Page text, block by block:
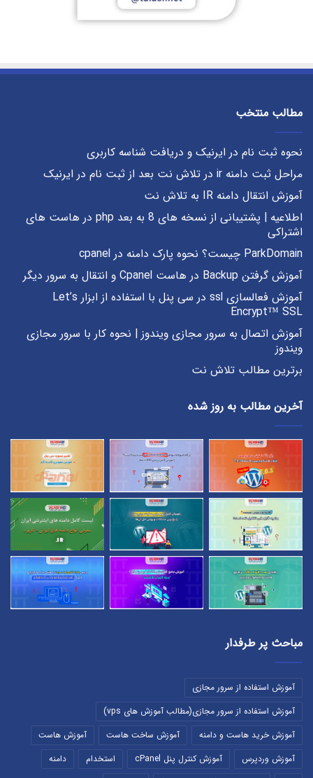
مطالب منتخب
نحوه ثبت نام در ایرنیک و دریافت شناسه کاربری
مراحل ثبت دامنه ir در تلاش نت بعد از ثبت نام در ایرنیک
آموزش انتقال دامنه IR به تلاش نت
اطلاعیه | پشتیبانی از نسخه های 8 به بعد php در هاست های
اشتراکی
ParkDomain چیست؟ نحوه پارک دامنه در cpanel
آموزش گرفتن Backup در هاست Cpanel و انتقال به سرور دیگر
آموزش فعالسازی ssl در سی پنل با استفاده از ابزار Let’s
Encrypt™ SSL
آموزش اتصال به سرور مجازی ویندوز | نحوه کار با سرور مجازی
ویندوز
برترین مطالب تلاش نت
آخرین مطالب به روز شده
مباحث پر طرفدار
آموزش استفاده از سرور مجازی
آموزش استفاده از سرور مجازی(مطالب آموزش های vps)
آموزش خرید هاست و دامنه
آموزش ساخت هاست
آموزش هاست
آموزش وردپرس
آموزش کنترل پنل cPanel استخدام
دامنه